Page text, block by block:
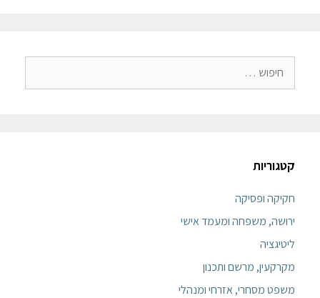
קטגוריות
חקיקה ופסיקה
ירושה, משפחה ומעמד אישי
ליטיגציה
מקרקעין, מרשם ותכנון
משפט מסחרי, אזרחי ומנהלי